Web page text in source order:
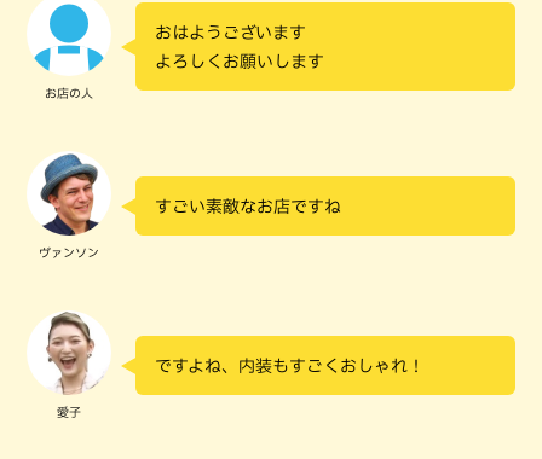
お店の人
おはようございます
よろしくお願いします
ヴァンソン
すごい素敵なお店ですね
愛子
ですよね、内装もすごくおしゃれ！